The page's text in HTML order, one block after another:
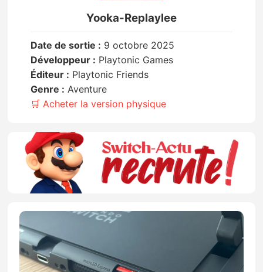
Yooka-Replaylee
Date de sortie : 9 octobre 2025
Développeur : Playtonic Games
Éditeur : Playtonic Friends
Genre : Aventure
🛒 Acheter la version physique